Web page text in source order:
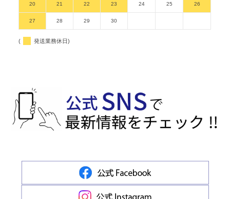
20 21 22 23 24 25 26
27 28 29 30
( 発送業務休日)